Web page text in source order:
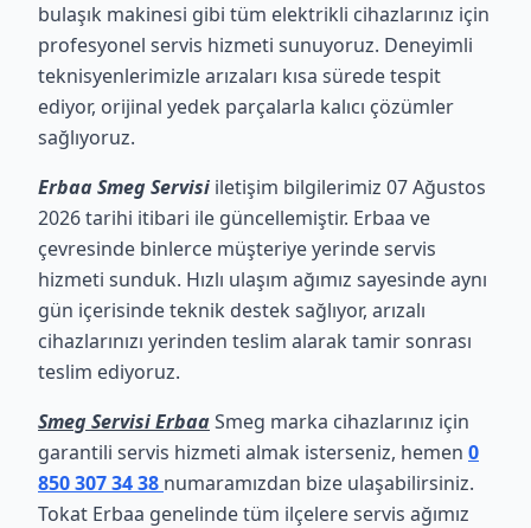
bulaşık makinesi gibi tüm elektrikli cihazlarınız için
profesyonel servis hizmeti sunuyoruz. Deneyimli
teknisyenlerimizle arızaları kısa sürede tespit
ediyor, orijinal yedek parçalarla kalıcı çözümler
sağlıyoruz.
Erbaa Smeg Servisi iletişim bilgilerimiz 07 Ağustos
2026 tarihi itibari ile güncellemiştir. Erbaa ve
çevresinde binlerce müşteriye yerinde servis
hizmeti sunduk. Hızlı ulaşım ağımız sayesinde aynı
gün içerisinde teknik destek sağlıyor, arızalı
cihazlarınızı yerinden teslim alarak tamir sonrası
teslim ediyoruz.
Smeg Servisi ErbaaSmeg marka cihazlarınız için
garantili servis hizmeti almak isterseniz, hemen 0
850 307 34 38 numaramızdan bize ulaşabilirsiniz.
Tokat Erbaa genelinde tüm ilçelere servis ağımız